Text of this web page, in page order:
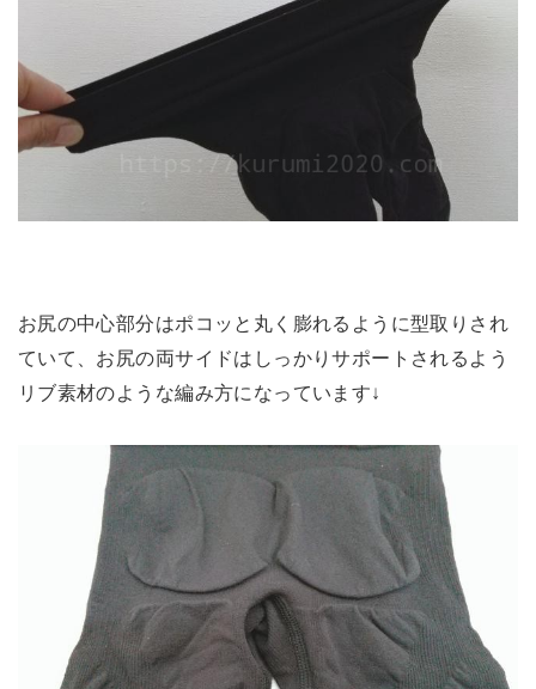
お尻の中心部分はポコッと丸く膨れるように型取りされ
ていて、お尻の両サイドはしっかりサポートされるよう
リブ素材のような編み方になっています↓